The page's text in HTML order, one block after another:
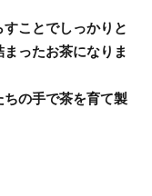
ことでしっかりと
ったお茶になりま
の手で茶を育て製